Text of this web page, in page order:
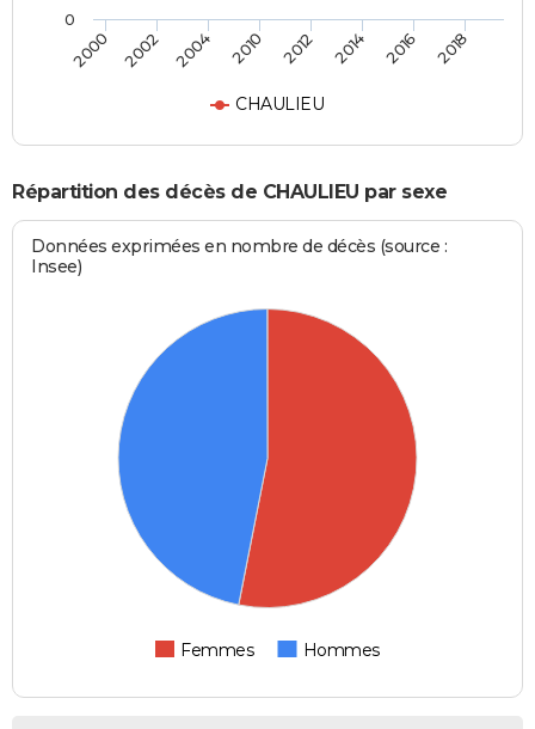
CHAULIEU
2000 2002 2004 2010 2012 2014 2016 2018
0
Répartition des décès de CHAULIEU par sexe
Données exprimées en nombre de décès (source :
Insee)
Femmes Hommes